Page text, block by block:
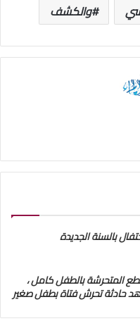
والكشف
بالسنة الجديدة
المتحرشة بالطفل كامل ،
حادثة تحرش فتاة بطفل صغير